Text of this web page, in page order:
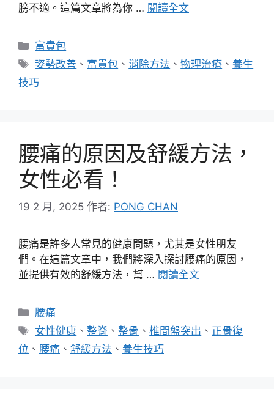
膀不適。這篇文章將為你 … 閱讀全文
分
類
富貴包
標
籤
姿勢改善 、 富貴包 、消除方法 、物理治療 、養生
技巧
腰痛的原因及舒緩方法，
女性必看！
19 2 月, 2025 作者: PONG CHAN
腰痛是許多人常見的健康問題，尤其是女性朋友
們。在這篇文章中，我們將深入探討腰痛的原因，
並提供有效的舒緩方法，幫 … 閱讀全文
分
類
腰痛
標
籤
女性健康 、整脊 、整骨 、椎間盤突出 、 正骨復
位 、 腰痛 、 舒緩方法 、 養生技巧